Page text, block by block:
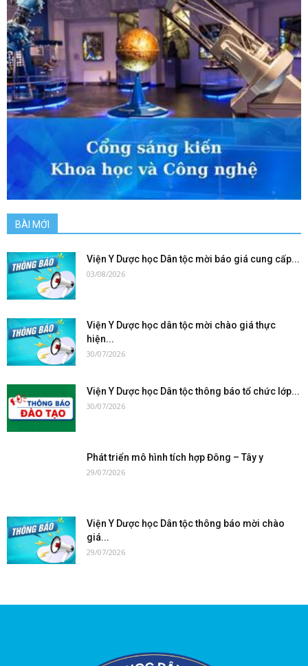
BÀI MỚI
Viện Y Dược học Dân tộc mời báo giá cung cấp...
03/08/2026
Viện Y Dược học dân tộc mời chào giá thực
hiện...
30/07/2026
Viện Y Dược học Dân tộc thông báo tổ chức lớp...
30/07/2026
Phát triển mô hình tích hợp Đông – Tây y
29/07/2026
Viện Y Dược học Dân tộc thông báo mời chào
giá...
29/07/2026